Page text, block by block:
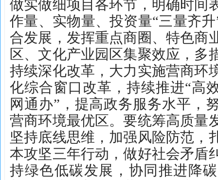
做实做细项目各环节，明确时间
作量、实物量、投资量“三量齐
合发展，发挥重点商圈、特色商
区、文化产业园区集聚效应，多
持续深化改革，大力实施营商环
化综合窗口改革，持续推进“高
网通办”，提高政务服务水平，
营商环境最优区。要统筹高质量
坚持底线思维，加强风险防范，
本攻坚三年行动，做好社会矛盾
持绿色低碳发展，协同推进降